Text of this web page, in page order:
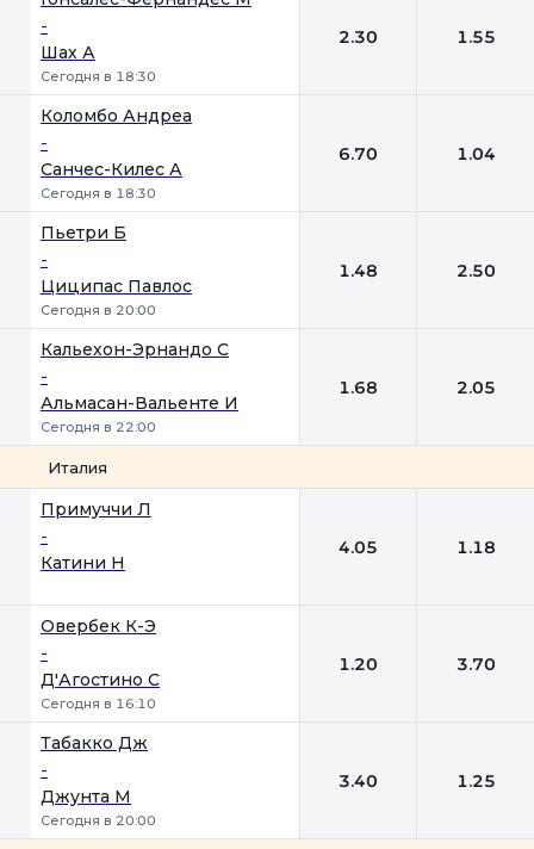
-
Шах А
Сегодня в 18:30
2.30 1.55
Коломбо Андреа
-
Санчес-Килес А
Сегодня в 18:30
6.70 1.04
Пьетри Б
-
Циципас Павлос
Сегодня в 20:00
1.48 2.50
Кальехон-Эрнандо С
-
Альмасан-Вальенте И
Сегодня в 22:00
1.68 2.05
Италия
Примуччи Л
-
Катини Н
4.05 1.18
Овербек К-Э
-
Д'Агостино С
Сегодня в 16:10
1.20 3.70
Табакко Дж
-
Джунта М
Сегодня в 20:00
3.40 1.25